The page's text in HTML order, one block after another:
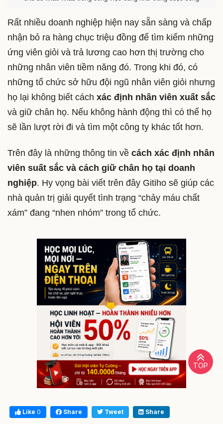
Rất nhiều doanh nghiệp hiện nay sẵn sàng và chấp
nhận bỏ ra hàng chục triệu đồng để tìm kiếm những
ứng viên giỏi và trả lương cao hơn thị trường cho
những nhân viên tiềm năng đó. Trong khi đó, có
những tổ chức sở hữu đội ngũ nhân viên giỏi nhưng
họ lại không biết cách xác định nhân viên xuất sắc
và giữ chân họ. Nếu không hành động thì có thể họ
sẽ lần lượt rời đi và tìm một công ty khác tốt hơn.
Trên đây là những thông tin về cách xác định nhân
viên suất sắc và cách giữ chân họ tại doanh
nghiệp. Hy vọng bài viết trên đây Gitiho sẽ giúp các
nhà quản trị giải quyết tình trạng “chảy máu chất
xám” đang “nhen nhóm” trong tổ chức.
Like 0 Share Tweet Share
TOP